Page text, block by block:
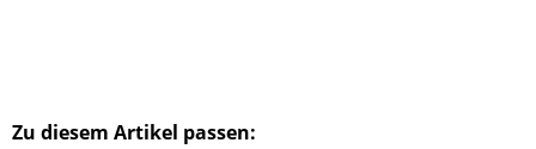
Zu diesem Artikel passen: